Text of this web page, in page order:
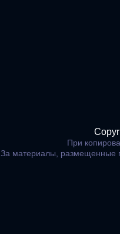
При
За материалы, размещенные